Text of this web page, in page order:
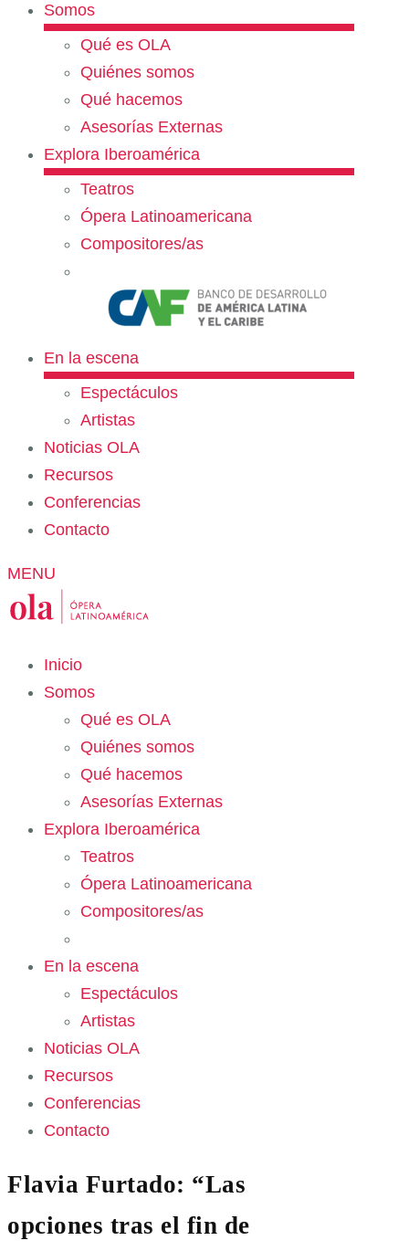
Somos
Qué es OLA
Quiénes somos
Qué hacemos
Asesorías Externas
Explora Iberoamérica
Teatros
Ópera Latinoamericana
Compositores/as
En la escena
Espectáculos
Artistas
Noticias OLA
Recursos
Conferencias
Contacto
MENU
Inicio
Somos
Qué es OLA
Quiénes somos
Qué hacemos
Asesorías Externas
Explora Iberoamérica
Teatros
Ópera Latinoamericana
Compositores/as
En la escena
Espectáculos
Artistas
Noticias OLA
Recursos
Conferencias
Contacto
Flavia Furtado: “Las
opciones tras el fin de